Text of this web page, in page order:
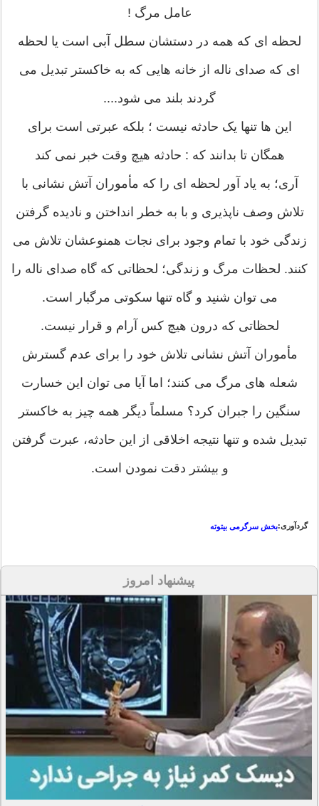
عامل مرگ !
لحظه ای که همه در دستشان سطل آبی است یا لحظه
ای که صدای ناله از خانه هایی که به خاکستر تبدیل می
گردند بلند می شود....
این ها تنها یک حادثه نیست ؛ بلکه عبرتی است برای
همگان تا بدانند که : حادثه هیچ وقت خبر نمی کند
آری؛ به یاد آور لحظه ای را که مأموران آتش نشانی با
تلاش وصف ناپذیری و با به خطر انداختن و نادیده گرفتن
زندگی خود با تمام وجود برای نجات همنوعشان تلاش می
کنند. لحظات مرگ و زندگی؛ لحظاتی که گاه صدای ناله را
می توان شنید و گاه تنها سکوتی مرگبار است.
لحظاتی که درون هیچ کس آرام و قرار نیست.
مأموران آتش نشانی تلاش خود را برای عدم گسترش
شعله های مرگ می کنند؛ اما آیا می توان این خسارت
سنگین را جبران کرد؟ مسلماً دیگر همه چیز به خاکستر
تبدیل شده و تنها نتیجه اخلاقی از این حادثه، عبرت گرفتن
و بیشتر دقت نمودن است.
گردآوری:بخش سرگرمی بیتوته
پیشنهاد امروز